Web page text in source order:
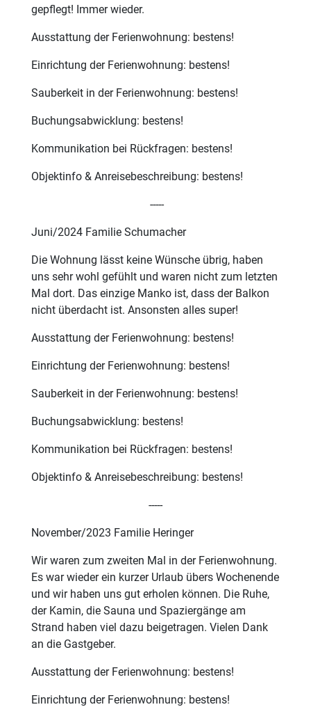
gepflegt! Immer wieder.
Ausstattung der Ferienwohnung: bestens!
Einrichtung der Ferienwohnung: bestens!
Sauberkeit in der Ferienwohnung: bestens!
Buchungsabwicklung: bestens!
Kommunikation bei Rückfragen: bestens!
Objektinfo & Anreisebeschreibung: bestens!
-----
Juni/2024 Familie Schumacher
Die Wohnung lässt keine Wünsche übrig, haben
uns sehr wohl gefühlt und waren nicht zum letzten
Mal dort. Das einzige Manko ist, dass der Balkon
nicht überdacht ist. Ansonsten alles super!
Ausstattung der Ferienwohnung: bestens!
Einrichtung der Ferienwohnung: bestens!
Sauberkeit in der Ferienwohnung: bestens!
Buchungsabwicklung: bestens!
Kommunikation bei Rückfragen: bestens!
Objektinfo & Anreisebeschreibung: bestens!
-----
November/2023 Familie Heringer
Wir waren zum zweiten Mal in der Ferienwohnung.
Es war wieder ein kurzer Urlaub übers Wochenende
und wir haben uns gut erholen können. Die Ruhe,
der Kamin, die Sauna und Spaziergänge am
Strand haben viel dazu beigetragen. Vielen Dank
an die Gastgeber.
Ausstattung der Ferienwohnung: bestens!
Einrichtung der Ferienwohnung: bestens!